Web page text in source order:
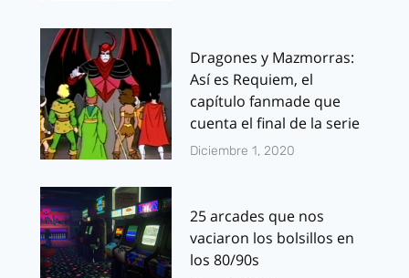
Dragones y Mazmorras:
Así es Requiem, el
capítulo fanmade que
cuenta el final de la serie
Diciembre 1, 2020
25 arcades que nos
vaciaron los bolsillos en
los 80/90s